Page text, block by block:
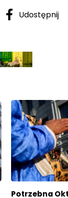
Udostępnij
Potrzebna